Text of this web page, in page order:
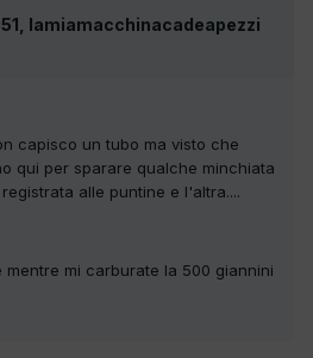
lamiamacchinacadeapezzi
capisco un tubo ma visto che
qui per sparare qualche minchiata
alle puntine e l'altra....
mi carburate la 500 giannini